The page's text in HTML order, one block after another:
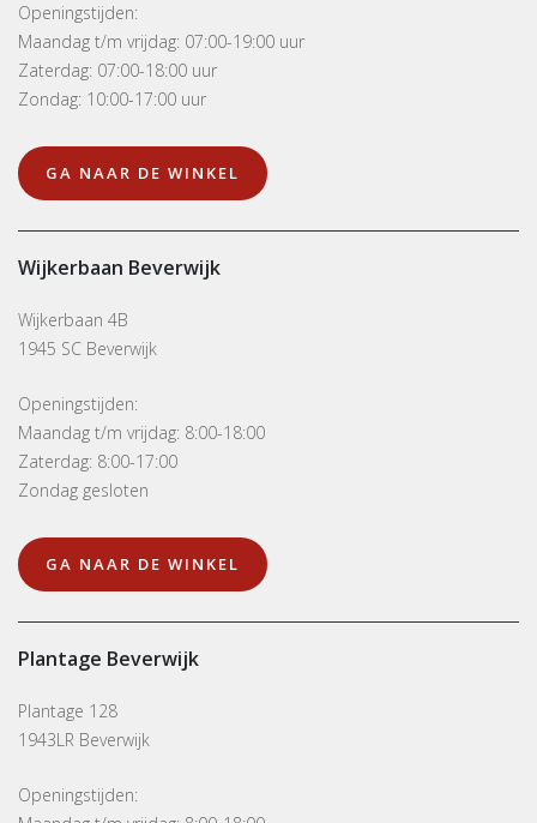
Openingstijden:
Maandag t/m vrijdag: 07:00-19:00 uur
Zaterdag: 07:00-18:00 uur
Zondag: 10:00-17:00 uur
GA NAAR DE WINKEL
Wijkerbaan Beverwijk
Wijkerbaan 4B
1945 SC Beverwijk
Openingstijden:
Maandag t/m vrijdag: 8:00-18:00
Zaterdag: 8:00-17:00
Zondag gesloten
GA NAAR DE WINKEL
Plantage Beverwijk
Plantage 128
1943LR Beverwijk
Openingstijden: